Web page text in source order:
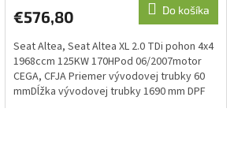
€576,80 Do košíka
Seat Altea, Seat Altea XL 2.0 TDi pohon 4x4
1968ccm 125KW 170HPod 06/2007motor
CEGA, CFJA Priemer vývodovej trubky 60
mmDĺžka vývodovej trubky 1690 mm DPF